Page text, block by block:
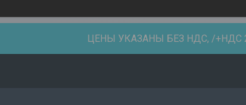
ЦЕНЫ УКАЗАНЫ БЕЗ НДС, /+НДС